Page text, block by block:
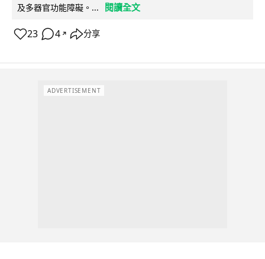
及多器官功能障礙。...
閱讀全文
23 4 ↗ 分享
ADVERTISEMENT